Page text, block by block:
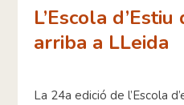
L’Escola
arriba a LLeida
La 24a edició de l’Escola